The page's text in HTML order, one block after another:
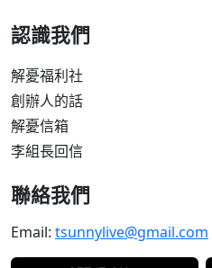
認識我們
解憂福利社
創辦人的話
解憂信箱
李組長回信
聯絡我們
Email: tsunnylive@gmail.com